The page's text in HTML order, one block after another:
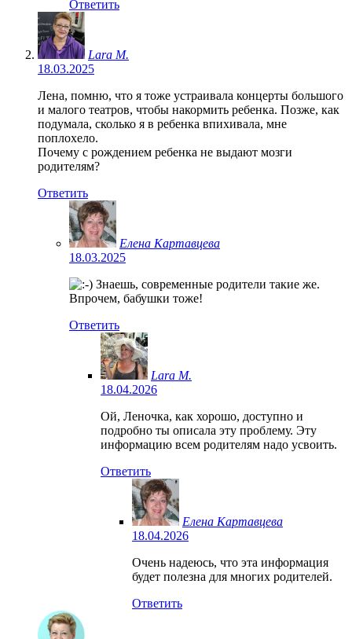
Ответить
Lara M.
18.03.2025
Лена, помню, что я тоже устраивала концерты большого
и малого театров, чтобы накормить ребенка. Позже, как
подумала, сколько я в ребенка впихивала, мне
поплохело.
Почему с рождением ребенка не выдают мозги
родителям?
Ответить
Елена Картавцева
18.03.2025
Знаешь, современные родители такие же.
Впрочем, бабушки тоже!
Ответить
Lara M.
18.04.2026
Ой, Леночка, как хорошо, доступно и
подробно ты описала эту проблему. Эту
информацию всем родителям надо усвоить.
Ответить
Елена Картавцева
18.04.2026
Очень надеюсь, что эта информация
будет полезна для многих родителей.
Ответить